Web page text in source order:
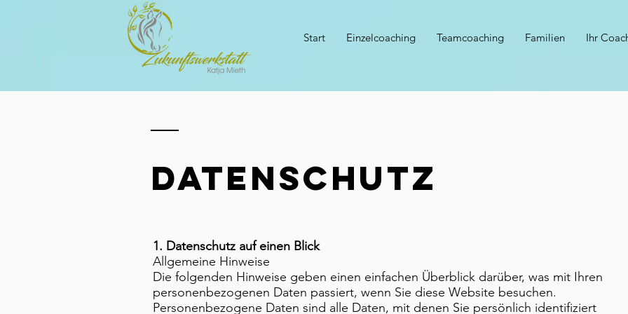
Start Einzelcoaching Teamcoaching Familien Ihr
DATENSCHUTZ
1. Datenschutz auf einen Blick
Allgemeine Hinweise
Die folgenden Hinweise geben einen einfachen Überblick darüber, was mit Ihren
personenbezogenen Daten passiert, wenn Sie diese Website besuchen.
Personenbezogene Daten sind alle Daten, mit denen Sie persönlich identifiziert